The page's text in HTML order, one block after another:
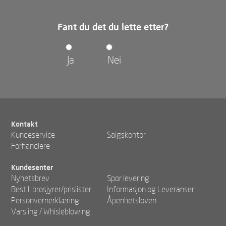
Fant du det du lette etter?
Ja Nei
Kontakt
Kundeservice
Salgskontor
Forhandlere
Kundesenter
Nyhetsbrev
Spor levering
Bestill brosjyrer/prislister
Informasjon og Leveranser
Personvernerklæring
Åpenhetsloven
Varsling / Whisleblowing